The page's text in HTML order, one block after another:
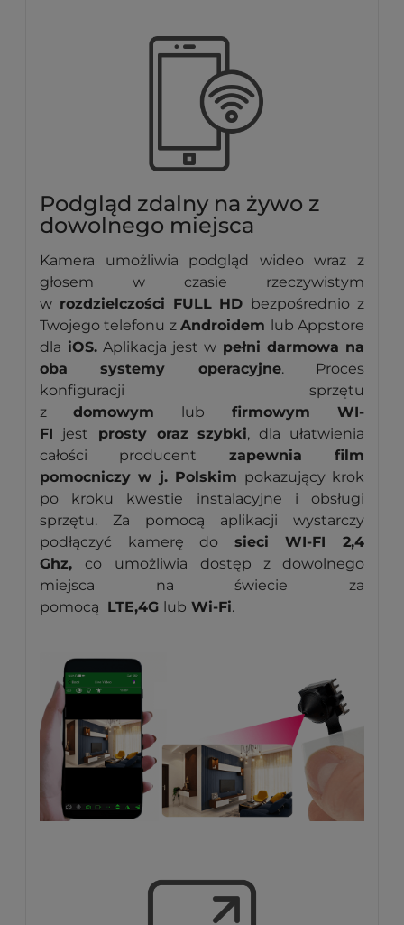
Podgląd zdalny na żywo z
dowolnego miejsca
Kamera umożliwia podgląd wideo wraz z
głosem w czasie rzeczywistym
w rozdzielczości FULL HD bezpośrednio z
Twojego telefonu zAndroidem lub Appstore
dla iOS. Aplikacja jest w pełni darmowa na
oba systemy operacyjne. Proces
konfiguracji sprzętu
z domowym lub firmowym WI-
FI jest prosty oraz szybki, dla ułatwienia
całości producent zapewnia film
pomocniczy w j. Polskim pokazujący krok
po kroku kwestie instalacyjne i obsługi
sprzętu. Za pomocą aplikacji wystarczy
podłączyć kamerę do sieci WI-FI 2,4
Ghz,co
umożliwia dostęp z dowolnego
miejsca na świecie za
pomocą LTE,4G lub Wi-Fi.